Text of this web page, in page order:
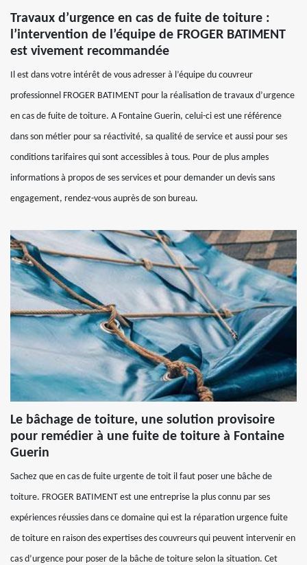
Travaux d’urgence en cas de fuite de toiture :
l’intervention de l’équipe de FROGER BATIMENT
est vivement recommandée
Il est dans votre intérêt de vous adresser à l’équipe du couvreur
professionnel FROGER BATIMENT pour la réalisation de travaux d’urgence
en cas de fuite de toiture. A Fontaine Guerin, celui-ci est une référence
dans son métier pour sa réactivité, sa qualité de service et aussi pour ses
conditions tarifaires qui sont accessibles à tous. Pour de plus amples
informations à propos de ses services et pour demander un devis sans
engagement, rendez-vous auprès de son bureau.
Le bâchage de toiture, une solution provisoire
pour remédier à une fuite de toiture à Fontaine
Guerin
Sachez que en cas de fuite urgente de toit il faut poser une bâche de
toiture. FROGER BATIMENT est une entreprise la plus connu par ses
expériences réussies dans ce domaine qui est la réparation urgence fuite
de toiture en raison des expertises des couvreurs qui peuvent intervenir en
cas d’urgence pour poser de la bâche de toiture selon la situation. Cet